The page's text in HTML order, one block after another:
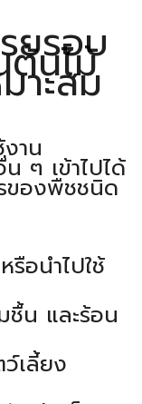
ยรอบ
นไม้
าะสม
าน
ๆ เข้าไปได้
ของพืชชนิด
อนำไปใช้
ชื้น และร้อน
เลี้ยง